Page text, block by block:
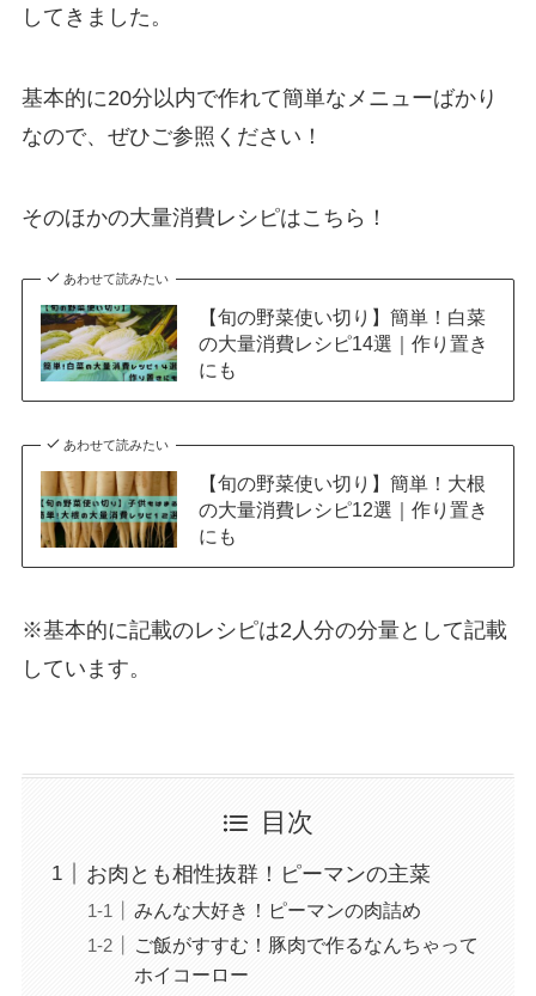
してきました。
基本的に20分以内で作れて簡単なメニューばかり
なので、ぜひご参照ください！
そのほかの大量消費レシピはこちら！
あわせて読みたい
【旬の野菜使い切り】簡単！白菜
の大量消費レシピ14選｜作り置き
にも
あわせて読みたい
【旬の野菜使い切り】簡単！大根
の大量消費レシピ12選｜作り置き
にも
※基本的に記載のレシピは2人分の分量として記載
しています。
目次
お肉とも相性抜群！ピーマンの主菜
みんな大好き！ピーマンの肉詰め
ご飯がすすむ！豚肉で作るなんちゃって
ホイコーロー